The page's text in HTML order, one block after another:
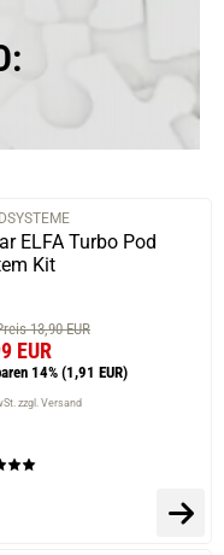
ELFA Turbo Pod
Kit
13,90 EUR
EUR
14% (1,91 EUR)
zzgl. Versand